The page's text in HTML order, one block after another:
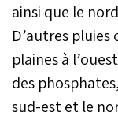
ainsi que le
D’autres
plaines à
des
sud-est et le